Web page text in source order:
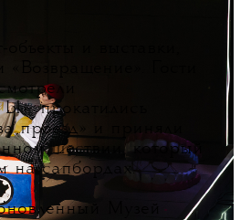
Гости
прокатились
проезд» и приняли
шествии, который
на сапбордах.
Музей